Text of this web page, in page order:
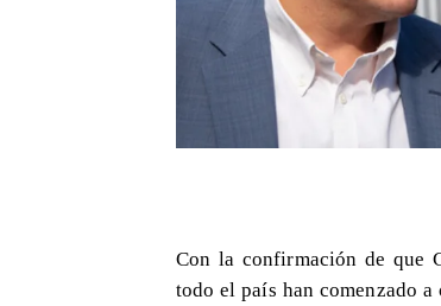
Con la confirmación de que
todo el país han comenzado